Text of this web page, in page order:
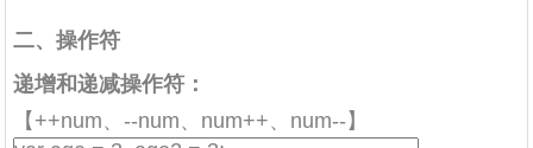
二、操作符
递增和递减操作符：
【++num、--num、num++、num--】